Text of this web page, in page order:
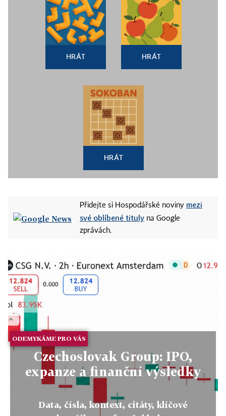
HRÁT HRÁT
HRÁT
Přidejte si Hospodářské noviny mezi
své oblíbené tituly na Google
zprávách.
ODEMYKÁME PRO VÁS
Czechoslovak Group: IPO,
expanze a finanční výsledky
Data, čísla, kontext, citáty, klíčové